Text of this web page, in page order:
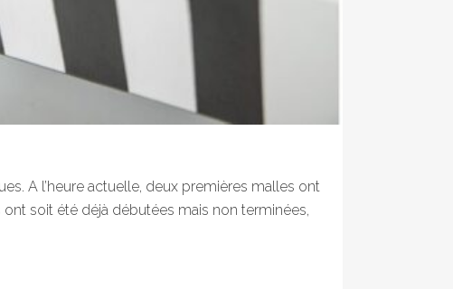
A l’heure actuelle, deux premières malles ont
soit été déjà débutées mais non terminées,